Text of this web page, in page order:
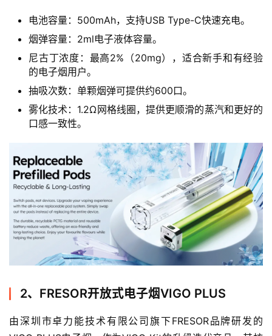
电池容量：500mAh，支持USB Type-C快速充电。
烟弹容量：2ml电子液体容量。
尼古丁浓度：最高2%（20mg），适合新手和有经验
的电子烟用户。
抽吸次数：单颗烟弹可提供约600口。
雾化技术：1.2Ω网格线圈，提供更顺滑的蒸汽和更好的
口感一致性。
2、FRESOR开放式电子烟VIGO PLUS
由深圳市卓力能技术有限公司旗下FRESOR品牌研发的